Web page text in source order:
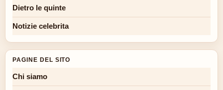
Dietro le quinte
Notizie celebrita
PAGINE DEL SITO
Chi siamo